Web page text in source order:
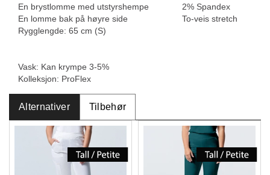
En brystlomme med utstyrshempe
2% Spandex
En lomme bak på høyre side
To-veis stretch
Rygglengde: 65 cm (S)
Vask: Kan krympe 3-5%
Kolleksjon: ProFlex
Alternativer Tilbehør